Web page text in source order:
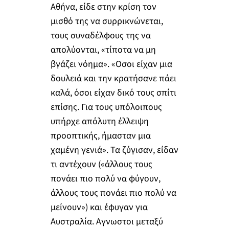
Αθήνα, είδε στην κρίση τον
μισθό της να συρρικνώνεται,
τους συναδέλφους της να
απολύονται, «τίποτα να μη
βγάζει νόημα». «Οσοι είχαν μια
δουλειά και την κρατήσανε πάει
καλά, όσοι είχαν δικό τους σπίτι
επίσης. Για τους υπόλοιπους
υπήρχε απόλυτη έλλειψη
προοπτικής, ήμασταν μια
χαμένη γενιά». Τα ζύγισαν, είδαν
τι αντέχουν («άλλους τους
πονάει πιο πολύ να φύγουν,
άλλους τους πονάει πιο πολύ να
μείνουν») και έφυγαν για
Αυστραλία. Αγνωστοι μεταξύ